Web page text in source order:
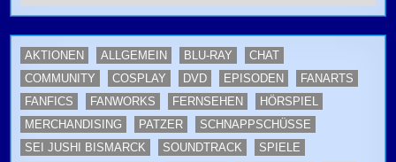
AKTIONEN ALLGEMEIN BLU-RAY
CHAT
COMMUNITY
COSPLAY DVD EPISODEN
FANARTS
FANFICS
FANWORKS FERNSEHEN
HÖRSPIEL
MERCHANDISING
PATZER
SCHNAPPSCHÜSSE
SEI JUSHI BISMARCK
SOUNDTRACK
SPIELE